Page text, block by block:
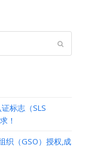
标志（SLS
！
织（GSO）授权,成